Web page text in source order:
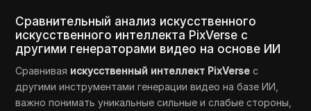
Сравнительный анализ искусственного
искусственного интеллекта PixVerse с
другими генераторами видео на основе ИИ
Сравнивая искусственный интеллект PixVerse с
другими инструментами генерации видео на базе ИИ,
важно понимать уникальные сильные и слабые стороны,